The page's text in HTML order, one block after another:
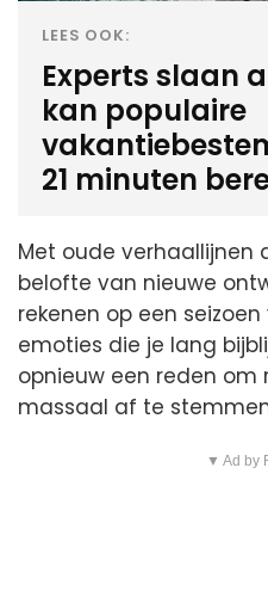
LEES OOK:
Experts slaan
kan populaire
21 minuten
Met oude verhaallijnen
belofte van nieuwe
rekenen op een
emoties die je lang
opnieuw een reden om
massaal af te
▼ Ad by